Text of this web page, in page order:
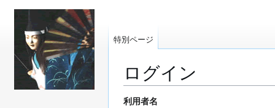
ログイン
ナ
検
利用者名
特別ページ